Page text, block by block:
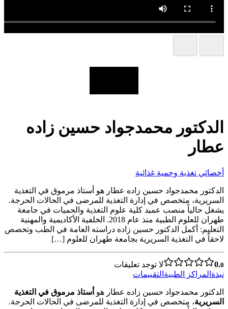
الدكتور محمدجواد حسين زاده
عطار
أخصائي تغذية وحمية غذائية
الدكتور محمدجواد حسين زاده عطار هو أستاذ مرموق في التغذية
السريرية، متخصص في إدارة التغذية للمرضى في الحالات الحرجة.
يشغل حالياً منصب عميد كلية علوم التغذية والحميات في جامعة
طهران للعلوم الطبية منذ عام 2018. الخلفية الأكاديمية والمهنية
التعليم: أكمل الدكتور حسين زاده دراسته العامة في الطب وتخصص
لاحقاً في التغذية السريرية بجامعة طهران للعلوم […]
0.0
لا توجد تعليقات
نبذة المراكز الطبية التقييمات
الدكتور محمدجواد حسين زاده عطار هو أستاذ مرموق في التغذية
السريرية، متخصص في إدارة التغذية للمرضى في الحالات الحرجة.